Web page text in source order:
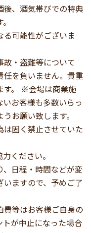
、酒気帯びでの特典
可能性がございま
・盗難等について
任を負いません。貴重
す。 ※会場は商業施
お客様も多数いらっ
お願い致します。
固く禁止させていた
ください。
日程・時間などが変
ますので、予めご了
等はお客様ご自身の
が中止になった場合